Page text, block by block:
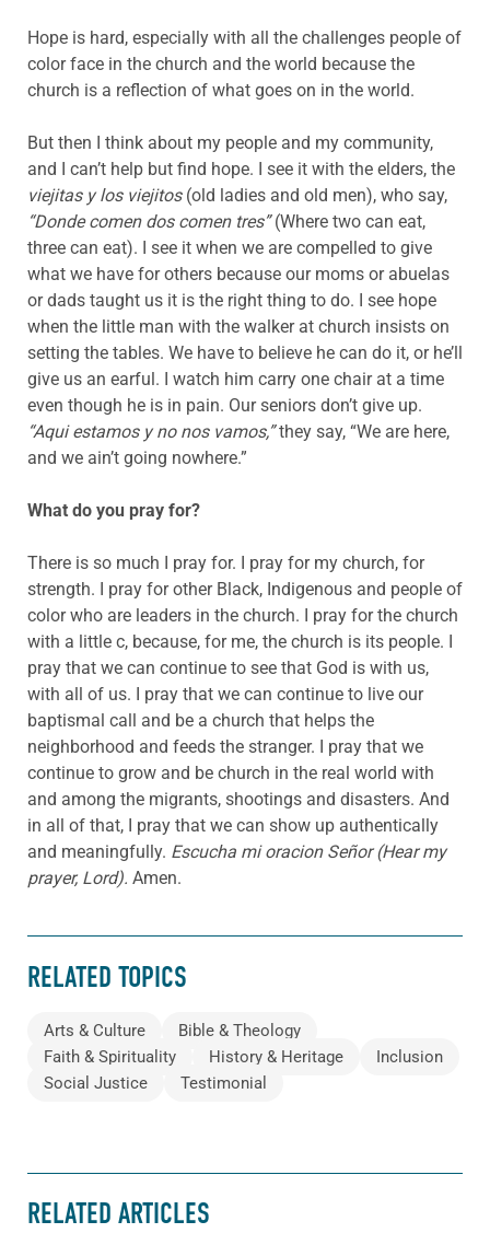
Hope is hard, especially with all the challenges people of
color face in the church and the world because the
church is a reflection of what goes on in the world.
But then I think about my people and my community,
and I can’t help but find hope. I see it with the elders, the
viejitas y los viejitos(old ladies and old men), who say,
“Donde comen dos comen tres”(Where two can eat,
three can eat). I see it when we are compelled to give
what we have for others because our moms or abuelas
or dads taught us it is the right thing to do. I see hope
when the little man with the walker at church insists on
setting the tables. We have to believe he can do it, or he’ll
give us an earful. I watch him carry one chair at a time
even though he is in pain. Our seniors don’t give up.
“Aqui estamos y no nos vamos,”they say, “We are here,
and we ain’t going nowhere.”
What do you pray for?
There is so much I pray for. I pray for my church, for
strength. I pray for other Black, Indigenous and people of
color who are leaders in the church. I pray for the church
with a little c, because, for me, the church is its people. I
pray that we can continue to see that God is with us,
with all of us. I pray that we can continue to live our
baptismal call and be a church that helps the
neighborhood and feeds the stranger. I pray that we
continue to grow and be church in the real world with
and among the migrants, shootings and disasters. And
in all of that, I pray that we can show up authentically
and meaningfully. Escucha mi oracion Señor (Hear my
prayer, Lord). Amen.
RELATED TOPICS
Arts & Culture
Bible & Theology
Faith & Spirituality
History & Heritage
Inclusion
Social Justice
Testimonial
RELATED ARTICLES